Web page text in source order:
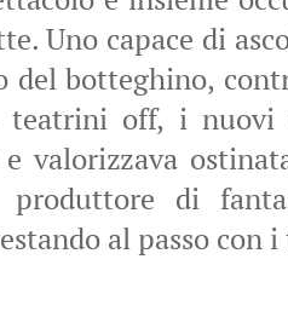
Uno capace di
del botteghino,
teatrini off, i
valorizzava
di
al passo con